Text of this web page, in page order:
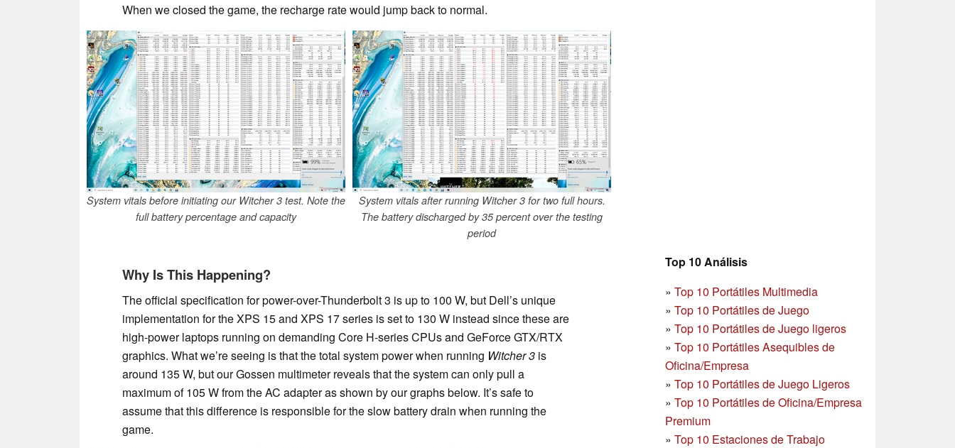
When we closed the game, the recharge rate would jump back to normal.
System vitals before initiating our Witcher 3 test. Note the
full battery percentage and capacity
System vitals after running Witcher 3 for two full hours.
The battery discharged by 35 percent over the testing
period
Top 10 Análisis
» Top 10 Portátiles Multimedia
» Top 10 Portátiles de Juego
» Top 10 Portátiles de Juego ligeros
» Top 10 Portátiles Asequibles de
Oficina/Empresa
» Top 10 Portátiles de Juego Ligeros
» Top 10 Portátiles de Oficina/Empresa
Premium
» Top 10 Estaciones de Trabajo
Why Is This Happening?
The official specification for power-over-Thunderbolt 3 is up to 100 W, but Dell’s unique
implementation for the XPS 15 and XPS 17 series is set to 130 W instead since these are
high-power laptops running on demanding Core H-series CPUs and GeForce GTX/RTX
graphics. What we’re seeing is that the total system power when running Witcher 3 is
around 135 W, but our Gossen multimeter reveals that the system can only pull a
maximum of 105 W from the AC adapter as shown by our graphs below. It’s safe to
assume that this difference is responsible for the slow battery drain when running the
game.